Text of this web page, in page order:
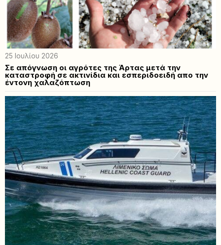
25 Ιουλίου 2026
Σε απόγνωση οι αγρότες της Άρτας μετά την
καταστροφή σε ακτινίδια και εσπεριδοειδή απο την
έντονη χαλαζόπτωση